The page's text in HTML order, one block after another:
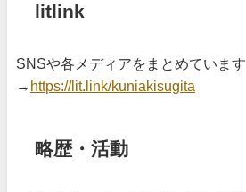
litlink
SNSや各メディアをまとめています
→ https://lit.link/kuniakisugita
略歴・活動